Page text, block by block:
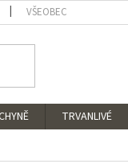
VŠEOBECNÉ
TRVANLIVÉ